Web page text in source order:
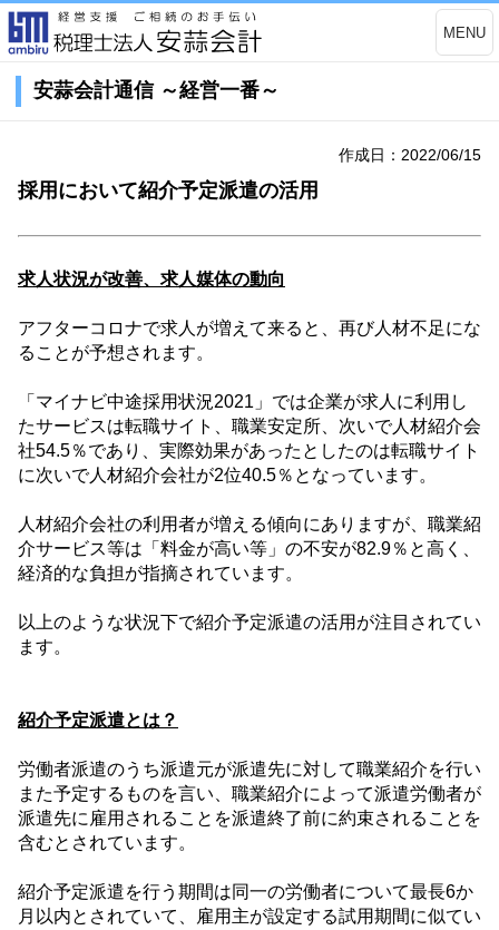
MENU
安蒜会計通信 ～経営一番～
作成日：2022/06/15
採用において紹介予定派遣の活用
求人状況が改善、求人媒体の動向
アフターコロナで求人が増えて来ると、再び人材不足にな
ることが予想されます。
「マイナビ中途採用状況2021 」では企業が求人に利用し
たサービスは転職サイト、職業安定所、次いで人材紹介会
社54.5％であり、実際効果があったとしたのは転職サイト
に次いで人材紹介会社が2位40.5％となっています。
人材紹介会社の利用者が増える傾向にありますが、職業紹
介サービス等は「料金が高い等」の不安が82.9％と高く、
経済的な負担が指摘されています。
以上のような状況下で紹介予定派遣の活用が注目されてい
ます。
紹介予定派遣とは？
労働者派遣のうち派遣元が派遣先に対して職業紹介を行い
また予定するものを言い、職業紹介によって派遣労働者が
派遣先に雇用されることを派遣終了前に約束されることを
含むとされています。
紹介予定派遣を行う期間は同一の労働者について最長6か
月以内とされていて、雇用主が設定する試用期間に似てい